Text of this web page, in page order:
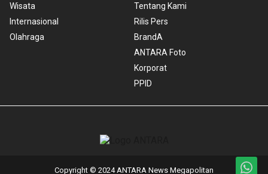
Wisata
Internasional
Olahraga
Tentang Kami
Rilis Pers
BrandA
ANTARA Foto
Korporat
PPID
Copyright © 2024 ANTARA News Megapolitan